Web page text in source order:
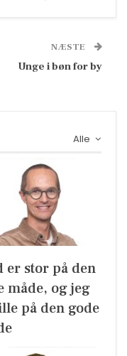
NÆSTE
Unge i bøn for by
Alle
er stor på den
måde, og jeg
på den gode